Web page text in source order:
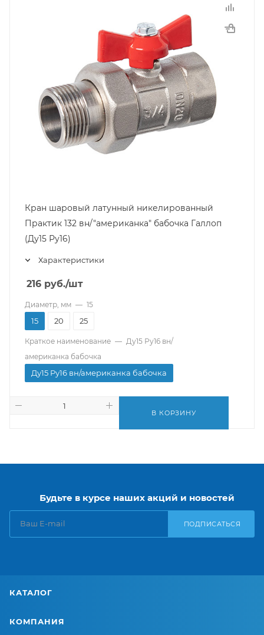
Кран шаровый латунный никелированный
Практик 132 вн/"американка" бабочка Галлоп
(Ду15 Ру16)
Характеристики
216 руб./шт
Диаметр, мм — 15
15 20 25
Краткое наименование — Ду15 Ру16 вн/
американка бабочка
Ду15 Ру16 вн/американка бабочка
В КОРЗИНУ
Будьте в курсе наших акций и новостей
ПОДПИСАТЬСЯ
КАТАЛОГ
КОМПАНИЯ